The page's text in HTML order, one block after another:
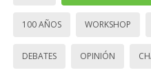
100 AÑOS WORKSHOP
DEBATES OPINIÓN